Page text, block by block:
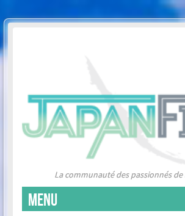
La communauté des passionnés de
MENU